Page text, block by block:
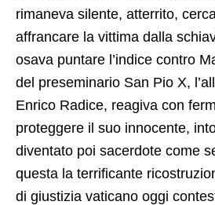
rimaneva silente, atterrito,
affrancare la vittima dalla
osava puntare l’indice contro
del preseminario San Pio X,
Enrico Radice, reagiva con
proteggere il suo innocente,
diventato poi sacerdote come
questa la terrificante
di giustizia vaticano oggi